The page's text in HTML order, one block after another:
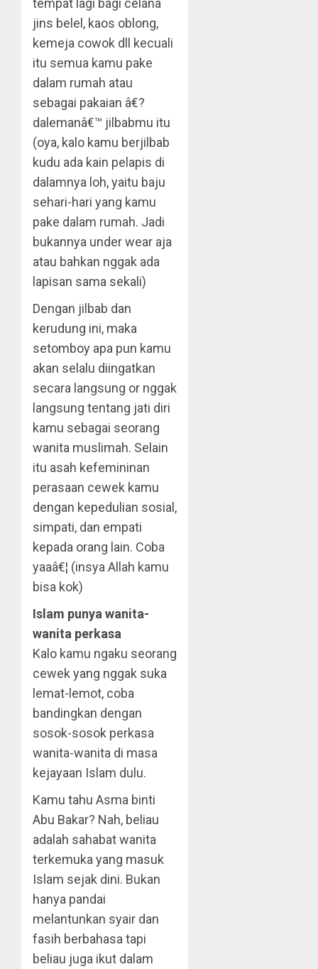
tempat lagi bagi celana
jins belel, kaos oblong,
kemeja cowok dll kecuali
itu semua kamu pake
dalam rumah atau
sebagai pakaian â€?
dalemanâ€™ jilbabmu itu
(oya, kalo kamu berjilbab
kudu ada kain pelapis di
dalamnya loh, yaitu baju
sehari-hari yang kamu
pake dalam rumah. Jadi
bukannya under wear aja
atau bahkan nggak ada
lapisan sama sekali)
Dengan jilbab dan
kerudung ini, maka
setomboy apa pun kamu
akan selalu diingatkan
secara langsung or nggak
langsung tentang jati diri
kamu sebagai seorang
wanita muslimah. Selain
itu asah kefemininan
perasaan cewek kamu
dengan kepedulian sosial,
simpati, dan empati
kepada orang lain. Coba
yaaâ€¦ (insya Allah kamu
bisa kok)
Islam punya wanita-
wanita perkasa
Kalo kamu ngaku seorang
cewek yang nggak suka
lemat-lemot, coba
bandingkan dengan
sosok-sosok perkasa
wanita-wanita di masa
kejayaan Islam dulu.
Kamu tahu Asma binti
Abu Bakar? Nah, beliau
adalah sahabat wanita
terkemuka yang masuk
Islam sejak dini. Bukan
hanya pandai
melantunkan syair dan
fasih berbahasa tapi
beliau juga ikut dalam